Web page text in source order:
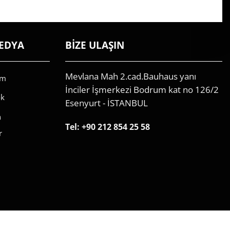
BİZE ULAŞIN
Mevlana Mah 2.cad.Bauhaus yanı
İnciler İşmerkezi Bodrum kat no 126/2
Esenyurt - İSTANBUL
Tel: +90 212 854 25 58